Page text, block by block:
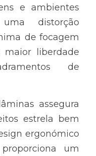
e ambientes
distorção
de focagem
liberdade
de
assegura
estrela bem
ergonómico
um